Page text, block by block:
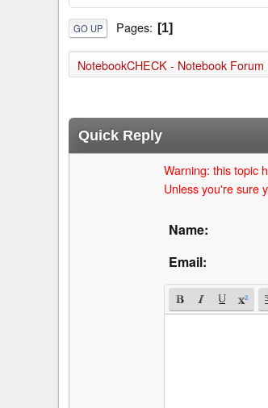
GO UP Pages 1
NotebookCHECK - Notebook Forum
Quick Reply
Warning: this topic
Unless you're sure
Name:
Email: